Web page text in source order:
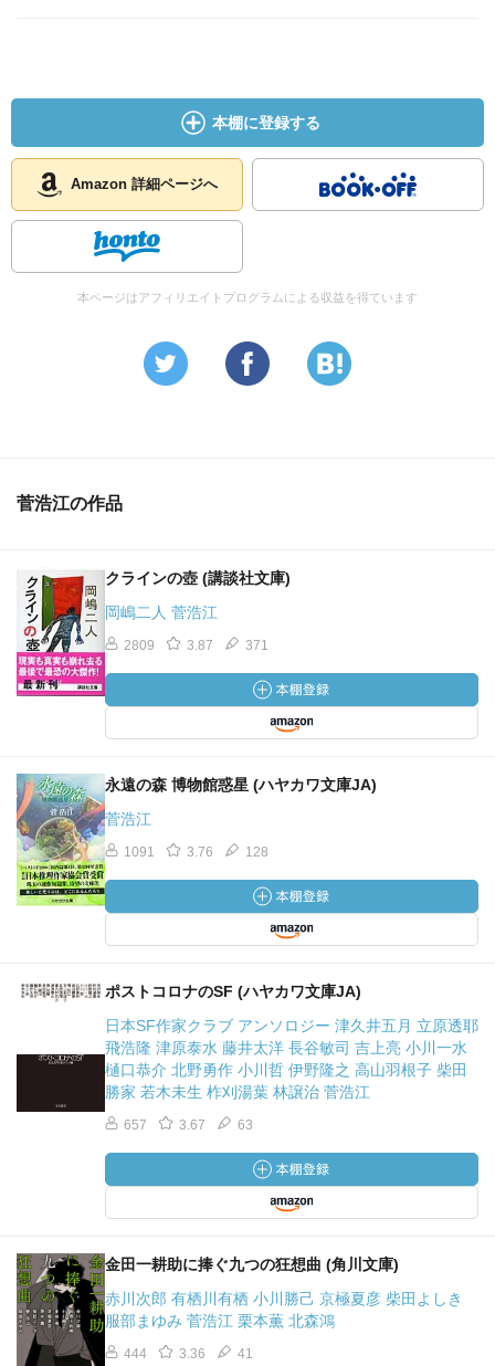
本棚に登録する
Amazon 詳細ページへ
本ページはアフィリエイトプログラムによる収益を得ています
菅浩江の作品
クラインの壺 (講談社文庫)
岡嶋二人 菅浩江
2809 3.87 371
永遠の森 博物館惑星 (ハヤカワ文庫JA)
菅浩江
1091 3.76 128
ポストコロナのSF (ハヤカワ文庫JA)
日本SF作家クラブ アンソロジー 津久井五月 立原透耶
飛浩隆 津原泰水 藤井太洋 長谷敏司 吉上亮 小川一水
樋口恭介 北野勇作 小川哲 伊野隆之 高山羽根子 柴田
勝家 若木未生 柞刈湯葉 林譲治 菅浩江
657 3.67 63
金田一耕助に捧ぐ九つの狂想曲 (角川文庫)
赤川次郎 有栖川有栖 小川勝己 京極夏彦 柴田よしき
服部まゆみ 菅浩江 栗本薫 北森鴻
444 3.36 41